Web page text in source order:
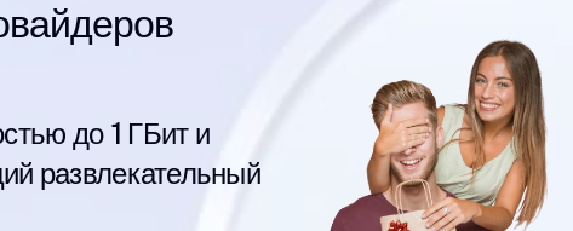
до 1 ГБит и
развлекательный